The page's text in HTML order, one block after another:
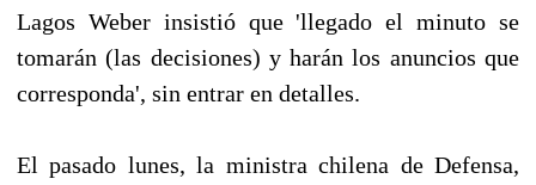
Lagos Weber insistió que 'llegado el minuto se
tomarán (las decisiones) y harán los anuncios que
corresponda', sin entrar en detalles.
El pasado lunes, la ministra chilena de Defensa,